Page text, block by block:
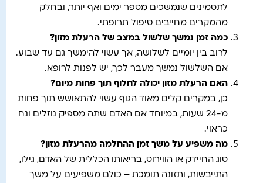
לתסמינים שנמשכים מספר ימים ואף יותר, ובחלק
מהמקרים מחייבים טיפול תרופתי.
כמה זמן נמשך שלשול במצב של הרעלת מזון ?
לרוב בין יומיים לשלושה, אך עשוי להימשך גם עד שבוע.
אם השלשול נמשך מעבר לכך, יש לפנות לרופא.
האם הרעלת מזון יכולה לחלוף תוך פחות מיום?
כן, במקרים קלים מאוד הגוף עשוי להתאושש תוך פחות
מ-24 שעות, במיוחד אם האדם שתה מספיק נוזלים ונח
כראוי.
מה משפיע על משך זמן ההחלמה מהרעלת מזון ?
סוג החיידק או הווירוס, בריאותו הכללית של האדם, גילו,
התייבשות, ותזונה תומכת – כולם משפיעים על משך